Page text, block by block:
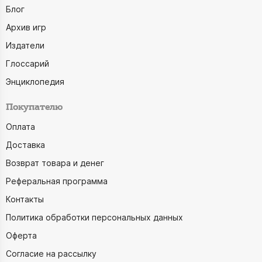
Блог
Архив игр
Издатели
Глоссарий
Энциклопедия
Покупателю
Оплата
Доставка
Возврат товара и денег
Реферальная программа
Контакты
Политика обработки персональных данных
Оферта
Согласие на рассылку